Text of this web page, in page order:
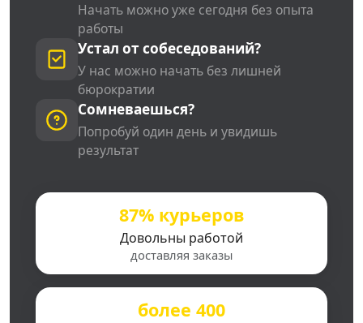
Начать можно уже сегодня без опыта
работы
Устал от собеседований?
У нас можно начать без лишней
бюрократии
Сомневаешься?
Попробуй один день и увидишь
результат
87% курьеров
Довольны работой
доставляя заказы
более 400